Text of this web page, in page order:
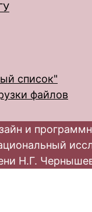
список"
файлов
и
Н.Г.